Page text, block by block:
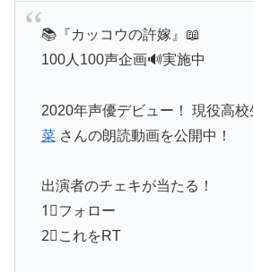
📚『カッコウの許嫁』📖
100人100声企画🔊実施中
2020年声優デビュー！ 現役高校
菜さんの朗読動画を公開中！
出演者のチェキが当たる！
1⃣フォロー
2⃣これをRT